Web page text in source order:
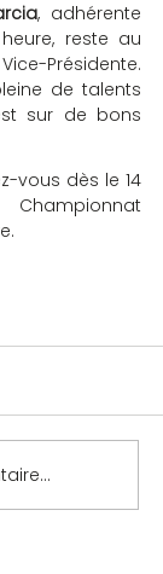
, adhérente
reste au
Présidente.
de talents
sur de bons
vous dès le 14